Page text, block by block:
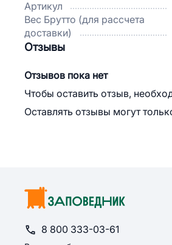
Артикул
Вес Брутто (для рассчета
доставки)
Отзывы
Отзывов пока нет
Чтобы оставить отзыв,
Оставлять отзывы могут
8 800 333-03-61